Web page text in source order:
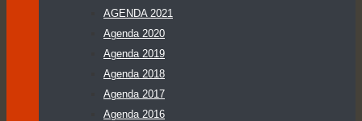
AGENDA 2021
Agenda 2020
Agenda 2019
Agenda 2018
Agenda 2017
Agenda 2016